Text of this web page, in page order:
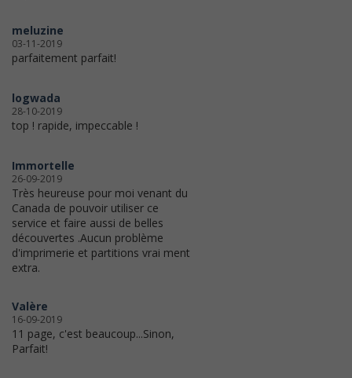
meluzine
03-11-2019
parfaitement parfait!
logwada
28-10-2019
top ! rapide, impeccable !
Immortelle
26-09-2019
Très heureuse pour moi venant du
Canada de pouvoir utiliser ce
service et faire aussi de belles
découvertes .Aucun problème
d'imprimerie et partitions vrai ment
extra.
Valère
16-09-2019
11 page, c'est beaucoup...Sinon,
Parfait!